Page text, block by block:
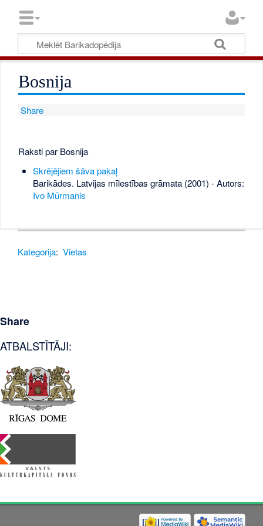
Bosnija
Share
Raksti par Bosnija
Skrējējiem šāva pakaļ
Barikādes. Latvijas mīlestības grāmata (2001) - Autors:
Ivo Mūrmanis
Kategorija: Vietas
Share
ATBALSTĪTĀJI: